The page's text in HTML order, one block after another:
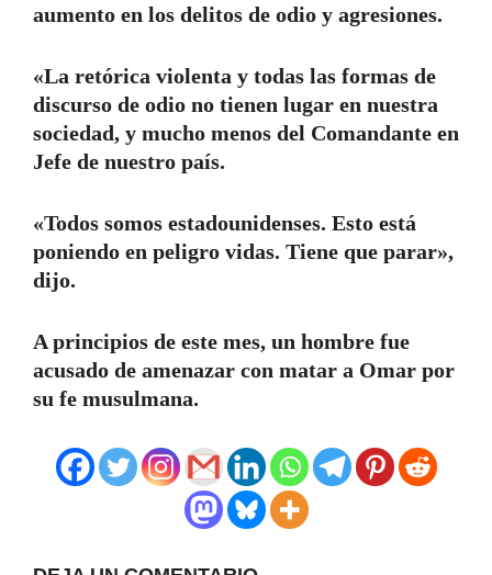
aumento en los delitos de odio y agresiones.
«La retórica violenta y todas las formas de
discurso de odio no tienen lugar en nuestra
sociedad, y mucho menos del Comandante en
Jefe de nuestro país.
«Todos somos estadounidenses. Esto está
poniendo en peligro vidas. Tiene que parar»,
dijo.
A principios de este mes, un hombre fue
acusado de amenazar con matar a Omar por
su fe musulmana.